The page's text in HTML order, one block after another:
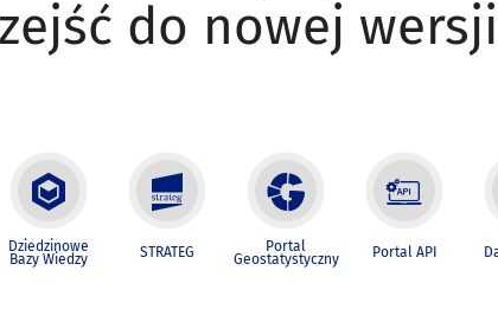
do nowej wersji
Dziedzinowe
Bazy Wiedzy STRATEG Portal
Geostatystyczny Portal API